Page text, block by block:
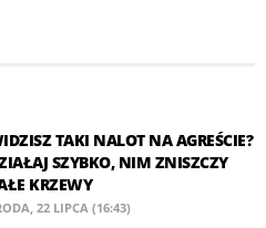
TAKI NALOT NA AGREŚCIE?
SZYBKO, NIM ZNISZCZY
KRZEWY
22 LIPCA (16:43)